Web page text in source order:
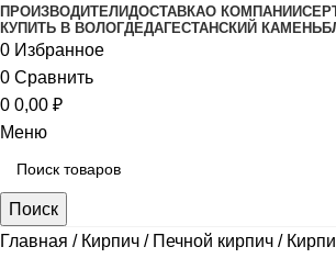
ПРОИЗВОДИТЕЛИДОСТАВКАО КОМПАНИИ
КУПИТЬ В ВОЛОГДЕДАГЕСТАНСКИЙ КАМЕНЬ
0 Избранное
0 Сравнить
0 0,00 ₽
Меню
Поиск
Главная
Кирпич Печной кирпич